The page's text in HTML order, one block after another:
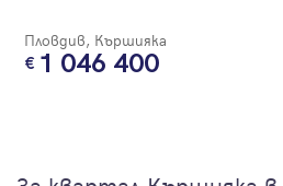
Пловдив, Кършияка
1 046 400